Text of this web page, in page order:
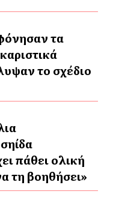
τα
το σχέδιο
πάθει ολική
τη βοηθήσει»